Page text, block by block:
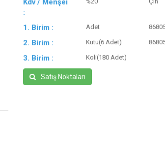
Kdv / Menşei
:
1. Birim : Adet
2. Birim : Kutu(6 Adet)
3. Birim : Koli(180 Adet)
Satış Noktaları